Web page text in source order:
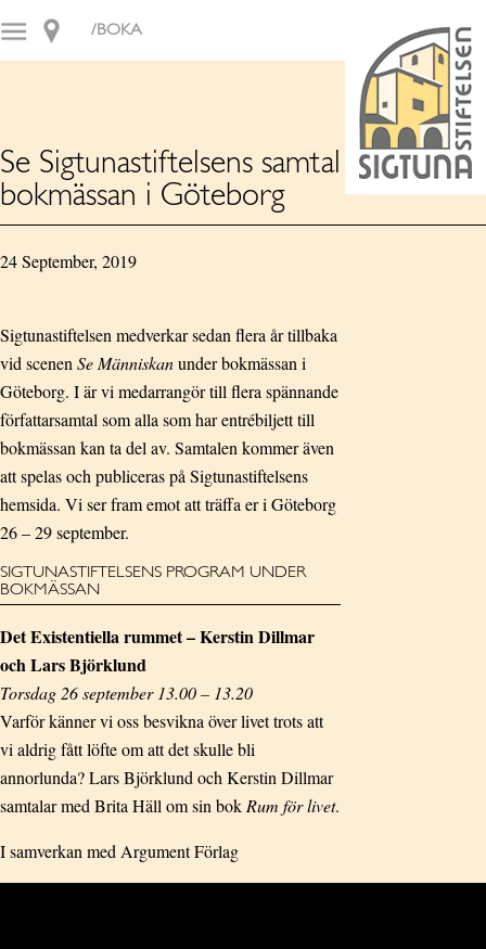
/BOKA
Se Sigtunastiftelsens samtal från
bokmässan i Göteborg
24 September, 2019
Sigtunastiftelsen medverkar sedan flera år tillbaka
vid scenen Se Människanunder bokmässan i
Göteborg. I är vi medarrangör till flera spännande
författarsamtal som alla som har entrébiljett till
bokmässan kan ta del av. Samtalen kommer även
att spelas och publiceras på Sigtunastiftelsens
hemsida. Vi ser fram emot att träffa er i Göteborg
26 – 29 september.
SIGTUNASTIFTELSENS PROGRAM UNDER
BOKMÄSSAN
Det Existentiella rummet – Kerstin Dillmar
och Lars Björklund
Torsdag 26 september 13.00 – 13.20
Varför känner vi oss besvikna över livet trots att
vi aldrig fått löfte om att det skulle bli
annorlunda? Lars Björklund och Kerstin Dillmar
samtalar med Brita Häll om sin bok Rum för livet.
I samverkan med Argument Förlag